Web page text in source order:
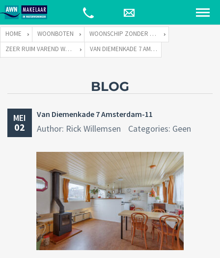
HOME WOONBOTEN
WOONSCHIP ZONDER LIGPLAATS
ZEER RUIM VAREND WOONSCHIP ZONDER LIGPLAATS
VAN DIEMENKADE 7 AMSTERDAM-11
BLOG
MEI
02
Van Diemenkade 7 Amsterdam-11
Author: Rick Willemsen Categories: Geen